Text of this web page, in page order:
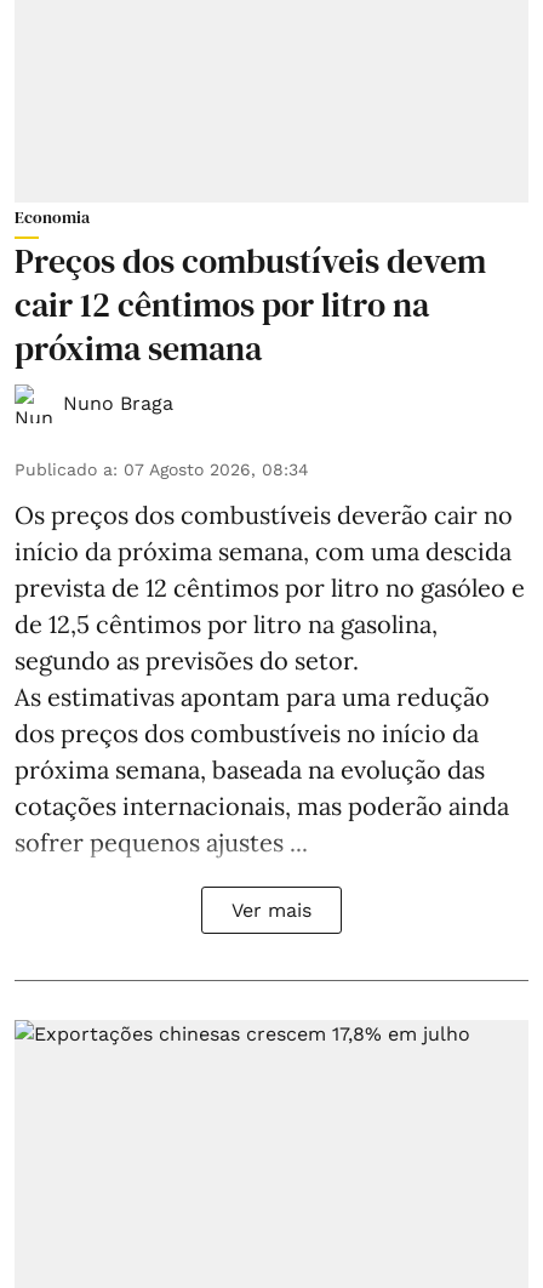
Economia
Preços dos combustíveis devem
cair 12 cêntimos por litro na
próxima semana
Nuno Braga
Publicado a: 07 Agosto 2026, 08:34
Os preços dos combustíveis deverão cair no
início da próxima semana, com uma descida
prevista de 12 cêntimos por litro no gasóleo e
de 12,5 cêntimos por litro na gasolina,
segundo as previsões do setor.
As estimativas apontam para uma redução
dos preços dos combustíveis no início da
próxima semana, baseada na evolução das
cotações internacionais, mas poderão ainda
sofrer pequenos ajustes ...
Ver mais